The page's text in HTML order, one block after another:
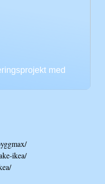
med
ikea/